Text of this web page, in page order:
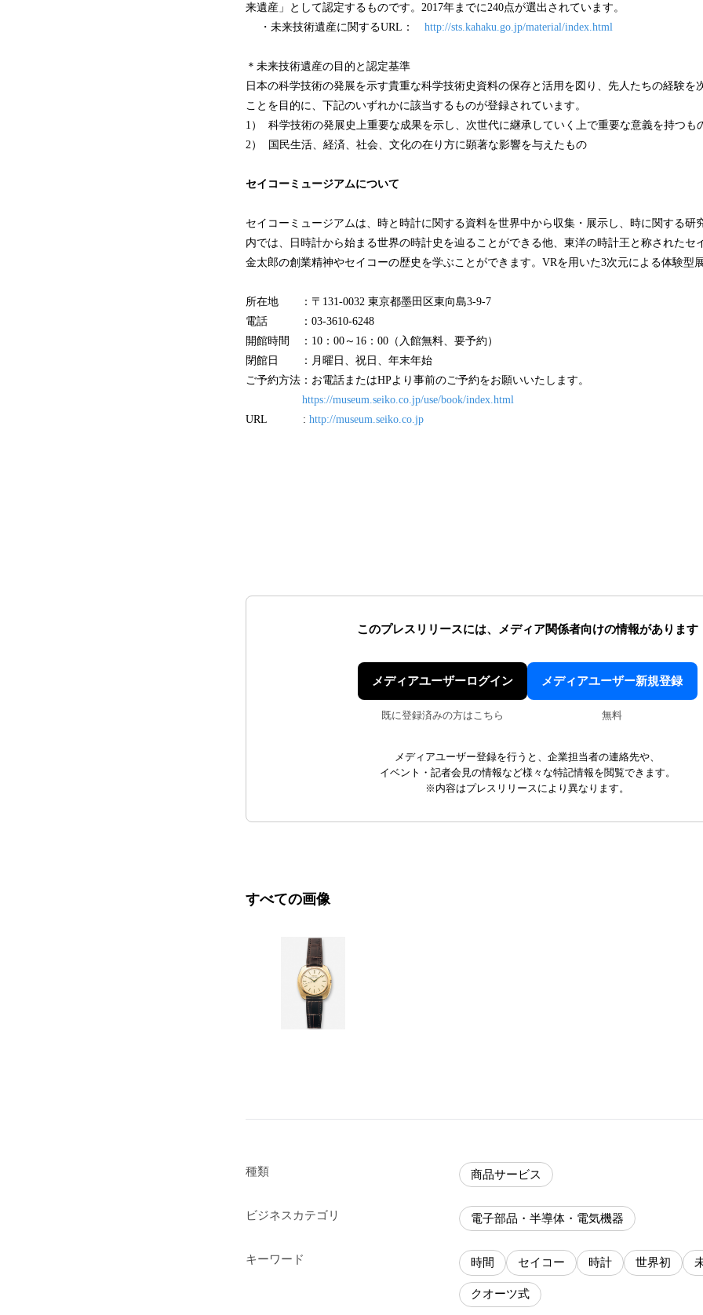
来遺産」として認定するものです。2017年までに240点が選出されています。
・未来技術遺産に関するURL： http://sts.kahaku.go.jp/material/index.html
＊未来技術遺産の目的と認定基準
日本の科学技術の発展を示す貴重な科学技術史資料の保存と活用を図り、先人たちの経験を
ことを目的に、下記のいずれかに該当するものが登録されています。
1） 科学技術の発展史上重要な成果を示し、次世代に継承していく上で重要な意義を持つも
2） 国民生活、経済、社会、文化の在り方に顕著な影響を与えたもの
セイコーミュージアムについて
セイコーミュージアムは、時と時計に関する資料を世界中から収集・展示し、時に関する研
内では、日時計から始まる世界の時計史を辿ることができる他、東洋の時計王と称されたセ
金太郎の創業精神やセイコーの歴史を学ぶことができます。VRを用いた3次元による体験型
所在地 ：〒131-0032 東京都墨田区東向島3-9-7
電話 ：03-3610-6248
開館時間 ：10：00～16：00（入館無料、要予約）
閉館日 ：月曜日、祝日、年末年始
ご予約方法：お電話またはHPより事前のご予約をお願いいたします。
https://museum.seiko.co.jp/use/book/index.html
URL : http://museum.seiko.co.jp
このプレスリリースには、 メディア関係者向けの情報があります
メディアユーザーログイン
既に登録済みの方はこちら
メディアユーザー新規登録
無料
メディアユーザー登録を行うと、企業担当者の連絡先や、
イベント・記者会見の情報など様々な特記情報を閲覧できます。
※内容はプレスリリースにより異なります。
すべての画像
種類 商品サービス
ビジネスカテゴリ 電子部品・半導体・電気機器
キーワード 時間 セイコー 時計 世界初
クオーツ式